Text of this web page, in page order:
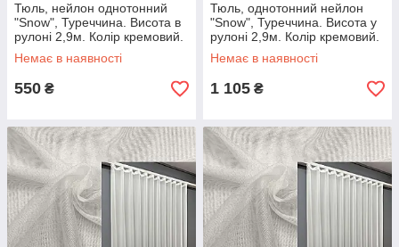
Тюль, нейлон однотонний
"Snow", Туреччина. Висота в
рулоні 2,9м. Колір кремовий.
Код 1203т 43-344
Немає в наявності
550 ₴
Тюль, однотонний нейлон
"Snow", Туреччина. Висота у
рулоні 2,9м. Колір кремовий.
Код 1203т
Немає в наявності
1 105 ₴